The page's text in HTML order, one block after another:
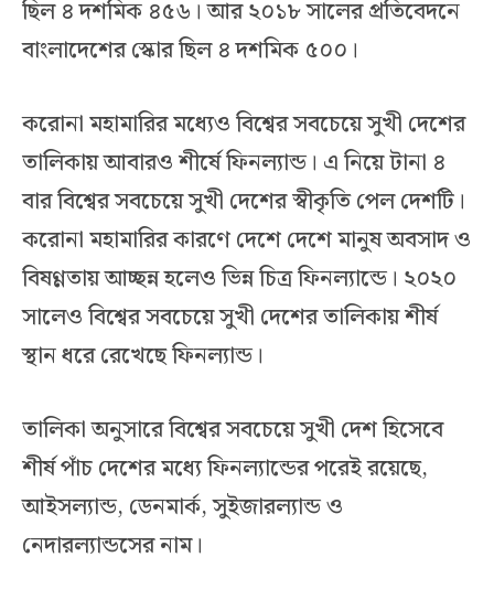
ছিল ৪ দশমিক ৪৫৬। আর ২০১৮ সালের প্রতিবেদনে
বাংলাদেশের স্কোর ছিল ৪ দশমিক ৫০০।
করোনা মহামারির মধ্যেও বিশ্বের সবচেয়ে সুখী দেশের
তালিকায় আবারও শীর্ষে ফিনল্যান্ড। এ নিয়ে টানা ৪
বার বিশ্বের সবচেয়ে সুখী দেশের স্বীকৃতি পেল দেশটি।
করোনা মহামারির কারণে দেশে দেশে মানুষ অবসাদ ও
বিষণ্ণতায় আচ্ছন্ন হলেও ভিন্ন চিত্র ফিনল্যান্ডে। ২০২০
সালেও বিশ্বের সবচেয়ে সুখী দেশের তালিকায় শীর্ষ
স্থান ধরে রেখেছে ফিনল্যান্ড।
তালিকা অনুসারে বিশ্বের সবচেয়ে সুখী দেশ হিসেবে
শীর্ষ পাঁচ দেশের মধ্যে ফিনল্যান্ডের পরেই রয়েছে,
আইসল্যান্ড, ডেনমার্ক, সুইজারল্যান্ড ও
নেদারল্যান্ডসের নাম।